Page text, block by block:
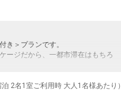
き＞プランです。
ージだから、一都市滞在はもちろ
マイル50%貯まります。
泊 2名1室ご利用時 大人1名様あたり）